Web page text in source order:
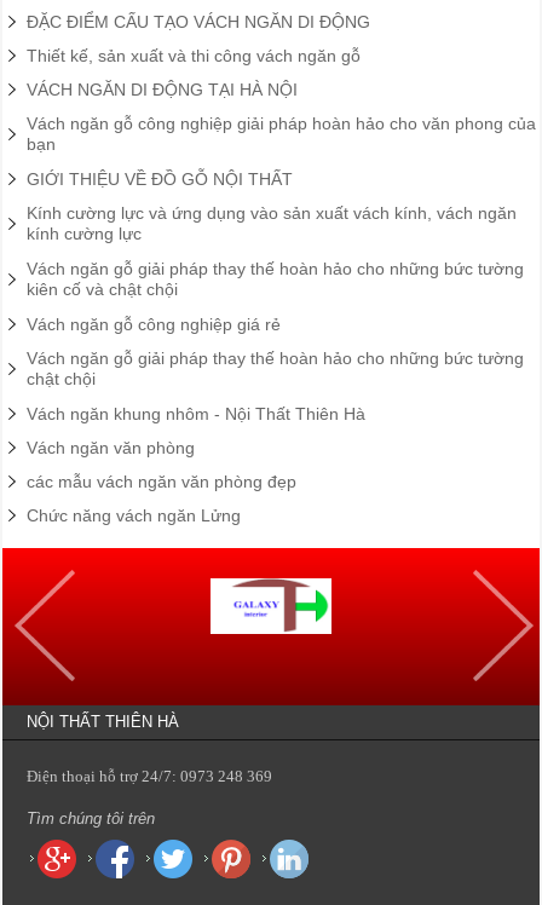
ĐẶC ĐIỂM CẤU TẠO VÁCH NGĂN DI ĐỘNG
Thiết kế, sản xuất và thi công vách ngăn gỗ
VÁCH NGĂN DI ĐỘNG TẠI HÀ NỘI
Vách ngăn gỗ công nghiệp giải pháp hoàn hảo cho văn phong của
bạn
GIỚI THIỆU VỀ ĐỒ GỖ NỘI THẤT
Kính cường lực và ứng dụng vào sản xuất vách kính, vách ngăn
kính cường lực
Vách ngăn gỗ giải pháp thay thế hoàn hảo cho những bức tường
kiên cố và chật chội
Vách ngăn gỗ công nghiệp giá rẻ
Vách ngăn gỗ giải pháp thay thế hoàn hảo cho những bức tường
chật chội
Vách ngăn khung nhôm - Nội Thất Thiên Hà
Vách ngăn văn phòng
các mẫu vách ngăn văn phòng đẹp
Chức năng vách ngăn Lửng
NỘI THẤT THIÊN HÀ
Điện thoại hỗ trợ 24/7: 0973 248 369
Tìm chúng tôi trên